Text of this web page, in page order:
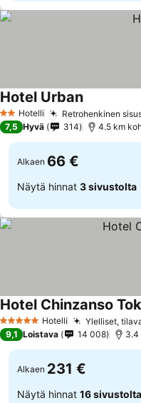
2 Tähtiluokitus
Hotelli Retrohenkinen
Hotel UrbanKatso
7,5 Hyvä 314 4.5 km
Alkaen 66 €
Näytä hinnat 3 sivustolta
5 Tähtiluokitus
Hotelli Ylelliset,
Hotel Chinzanso
9,1 Loistava 14 008 3.4
Alkaen 231 €
Näytä hinnat 16 sivustolta